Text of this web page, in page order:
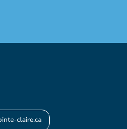
claire.ca